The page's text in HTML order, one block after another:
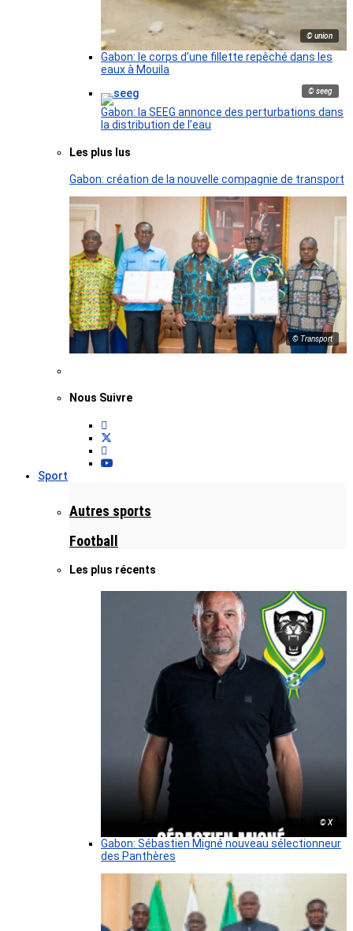
© union
Gabon: le corps d’une fillette repêché dans les
eaux à Mouila
© seeg
Gabon: la SEEG annonce des perturbations dans
la distribution de l’eau
Les plus lus
Gabon: création de la nouvelle compagnie de transport
© Transport
Nous Suivre
Sport
Autres sports
Football
Les plus récents
© X
Gabon: Sébastien Migné nouveau sélectionneur
des Panthères